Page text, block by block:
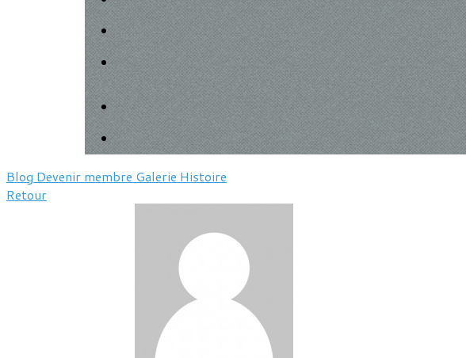
Blog Devenir membre Galerie Histoire
Retour